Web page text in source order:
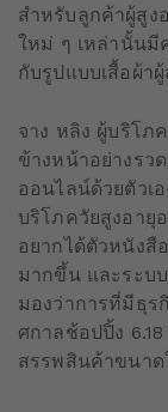
สำหรับลูกค้าผู้สูง
ใหม่ ๆ เหล่านั้นมี
กับรูปแบบเสื้อผ้า
จาง หลิง ผู้บริโภ
ข้างหน้าอย่างรว
ออนไลน์ด้วยตัวเ
บริโภควัยสูงอายุ
อยากได้ตัวหนัง
มากขึ้น และระบ
มองว่าการที่มีธุร
ศกาลช้อปปิ้ง
สรรพสินค้าขนาด